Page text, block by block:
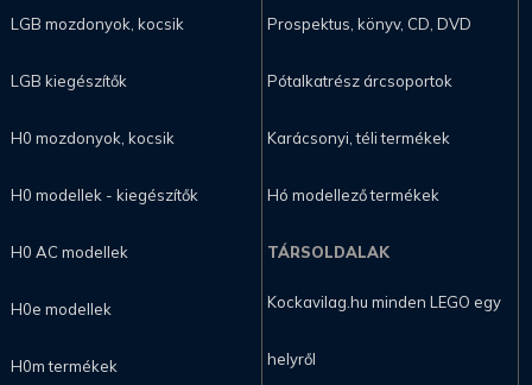
LGB mozdonyok, kocsik
LGB kiegészítők
H0 mozdonyok, kocsik
H0 modellek - kiegészítők
H0 AC modellek
H0e modellek
H0m termékek
Prospektus, könyv, CD, DVD
Pótalkatrész árcsoportok
Karácsonyi, téli termékek
Hó modellező termékek
TÁRSOLDALAK
Kockavilag.hu minden LEGO egy
helyről